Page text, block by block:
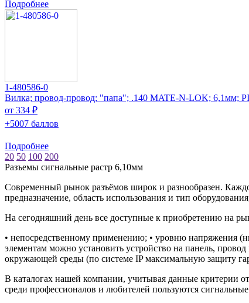
Подробнее
1-480586-0
Вилка; провод-провод; "папа"; .140 MATE-N-LOK; 6,1мм;
от 334 ₽
+5007 баллов
Подробнее
20 50 100 200
Разъeмы сигнальные растр 6,10мм
Современный рынок разъёмов широк и разнообразен.
предназначение, область использования и тип
На сегодняшний день все доступные к приобретению на
• непосредственному применению; • уровню напряжения
элементам можно установить устройство на панель,
окружающей среды (по системе IP максимальную защиту
В каталогах нашей компании, учитывая данные критерии
среди профессионалов и любителей пользуются